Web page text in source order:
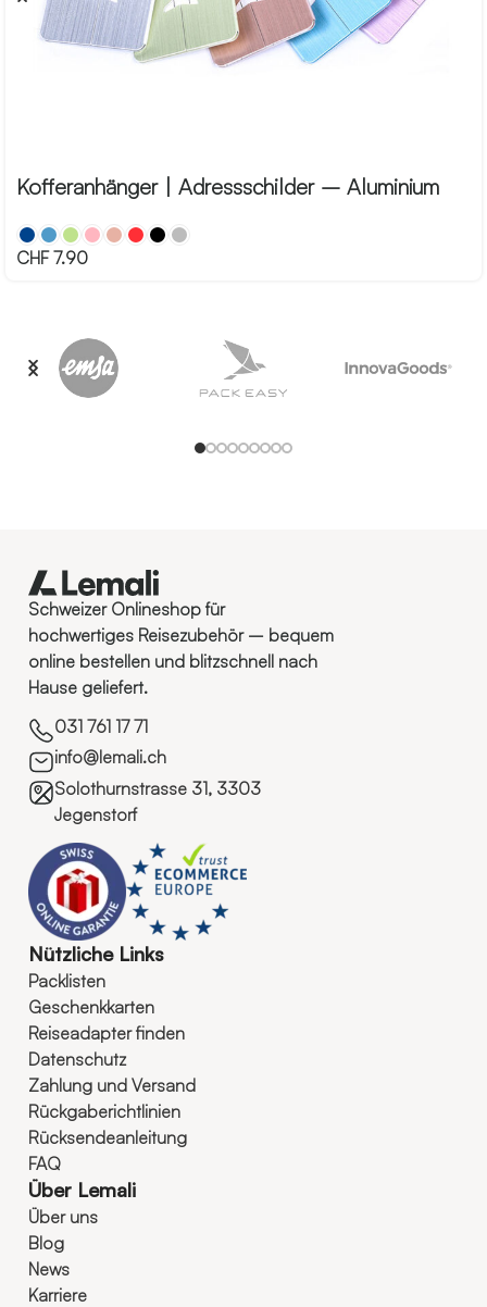
Kofferanhänger | Adressschilder – Aluminium
CHF7.90
Schweizer Onlineshop für
hochwertiges Reisezubehör – bequem
online bestellen und blitzschnell nach
Hause geliefert.
031 761 17 71
info@lemali.ch
Solothurnstrasse 31, 3303
Jegenstorf
Nützliche Links
Packlisten
Geschenkkarten
Reiseadapter finden
Datenschutz
Zahlung und Versand
Rückgaberichtlinien
Rücksendeanleitung
FAQ
Über Lemali
Über uns
Blog
News
Karriere